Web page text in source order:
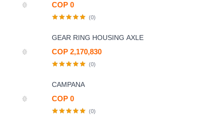
COP 0
(0)
GEAR RING HOUSING AXLE
COP 2,170,830
(0)
CAMPANA
COP 0
(0)